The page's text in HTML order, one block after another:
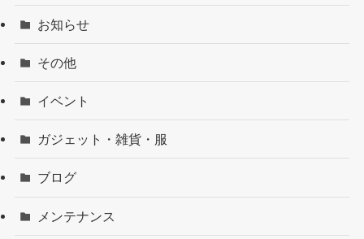
お知らせ
その他
イベント
ガジェット・雑貨・服
ブログ
メンテナンス